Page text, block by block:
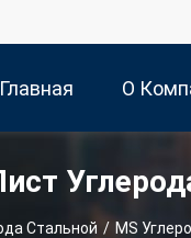
Главная О
Стальной / MS